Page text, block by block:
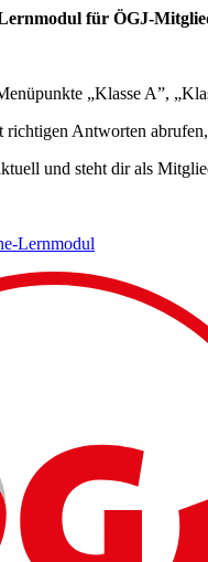
für ÖGJ-
„Klasse A”,
Antworten
und steht dir als
Lernmodul